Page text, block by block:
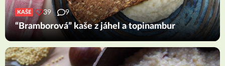
KAŠE 39 9
“Bramborová” kaše z jáhel a topinambur